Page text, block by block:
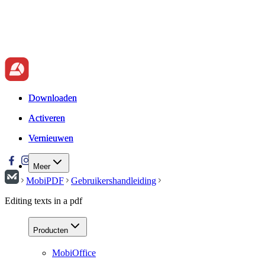
Downloaden
Activeren
Vernieuwen
Meer
Downloaden
Activeren
Vernieuwen
MobiPDF
Gebruikershandleiding
Editing texts in a pdf
Producten
MobiOffice